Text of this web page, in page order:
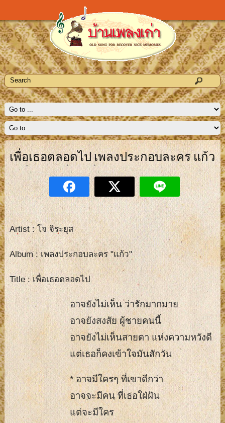
เพื่อเธอตลอดไป เพลงประกอบละคร แก้ว
Artist : โจ จิระยุส
Album : เพลงประกอบละคร "แก้ว"
Title : เพื่อเธอตลอดไป
อาจยังไม่เห็น ว่ารักมากมาย
อาจยังสงสัย ผู้ชายคนนี้
อาจยังไม่เห็นสายตา แห่งความหวังดี
แต่เธอก็คงเข้าใจมันสักวัน
* อาจมีใครๆ ที่เขาดีกว่า
อาจจะมีคน ที่เธอใฝ่ฝัน
แต่จะมีใคร